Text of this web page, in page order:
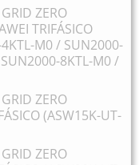
ZERO
TRIFÁSICO
M0 / SUN2000-
8KTL-M0 /
ZERO
(ASW15K-UT-
ZERO